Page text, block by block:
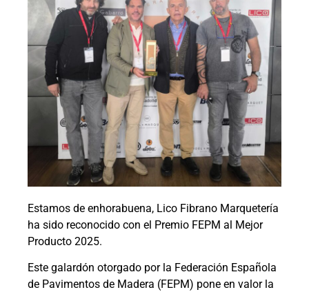
Estamos de enhorabuena, Lico Fibrano Marquetería
ha sido reconocido con el Premio FEPM al Mejor
Producto 2025.
Este galardón otorgado por la Federación Española
de Pavimentos de Madera (FEPM) pone en valor la